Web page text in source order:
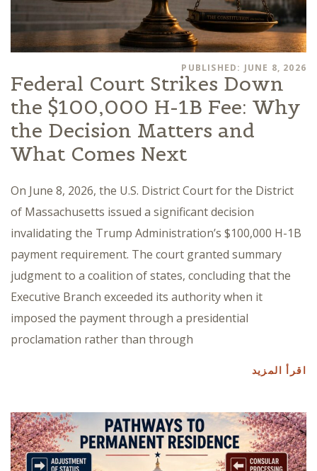
PUBLISHED: JUNE 8, 2026
Federal Court Strikes Down
the $100,000 H-1B Fee: Why
the Decision Matters and
What Comes Next
On June 8, 2026, the U.S. District Court for the District
of Massachusetts issued a significant decision
invalidating the Trump Administration’s $100,000 H-1B
payment requirement. The court granted summary
judgment to a coalition of states, concluding that the
Executive Branch exceeded its authority when it
imposed the payment through a presidential
proclamation rather than through
اقرأ المزيد